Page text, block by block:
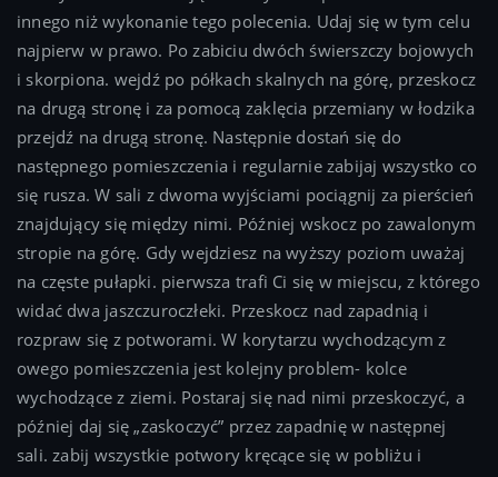
innego niż wykonanie tego polecenia. Udaj się w tym celu
najpierw w prawo. Po zabiciu dwóch świerszczy bojowych
i skorpiona. wejdź po półkach skalnych na górę, przeskocz
na drugą stronę i za pomocą zaklęcia przemiany w łodzika
przejdź na drugą stronę. Następnie dostań się do
następnego pomieszczenia i regularnie zabijaj wszystko co
się rusza. W sali z dwoma wyjściami pociągnij za pierścień
znajdujący się między nimi. Później wskocz po zawalonym
stropie na górę. Gdy wejdziesz na wyższy poziom uważaj
na częste pułapki. pierwsza trafi Ci się w miejscu, z którego
widać dwa jaszczuroczłeki. Przeskocz nad zapadnią i
rozpraw się z potworami. W korytarzu wychodzącym z
owego pomieszczenia jest kolejny problem- kolce
wychodzące z ziemi. Postaraj się nad nimi przeskoczyć, a
później daj się „zaskoczyć” przez zapadnię w następnej
sali. zabij wszystkie potwory kręcące się w pobliżu i